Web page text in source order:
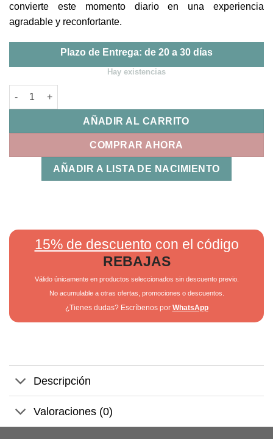
convierte este momento diario en una experiencia
agradable y reconfortante.
Plazo de Entrega: de 20 a 30 días
Hay existencias
Maxicapa Trex Bimbidreams cantidad
AÑADIR AL CARRITO
COMPRAR AHORA
AÑADIR A LISTA DE NACIMIENTO
15% de descuento con el código
REBAJAS
Válido únicamente en productos seleccionados sin descuento previo.
No acumulable a otras ofertas, promociones o descuentos.
¿Tienes dudas? Escríbenos por WhatsApp
Descripción
Valoraciones (0)